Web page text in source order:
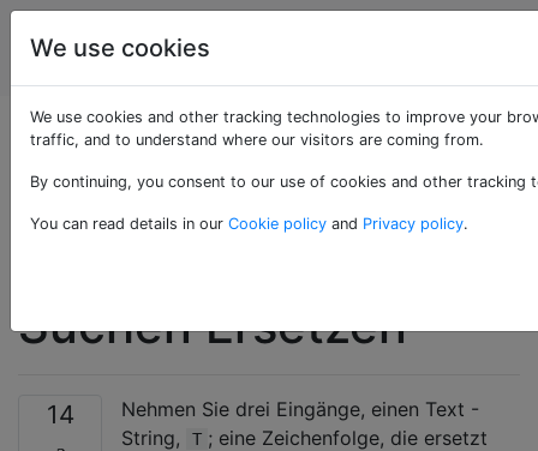
Programmierrätsel
& Code Golf
Übereinstimmende
Groß- /
Suchen Ersetzen
14
Nehmen Sie drei Eingänge, einen Text -
String,
T ; eine Zeichenfolge, die ersetzt
We use cookies
We use cookies and other tracking technologies to improve your
traffic, and to understand where our visitors are coming from.
By continuing, you consent to our use of cookies and other
You can read details in our Cookie policy and Privacy policy.